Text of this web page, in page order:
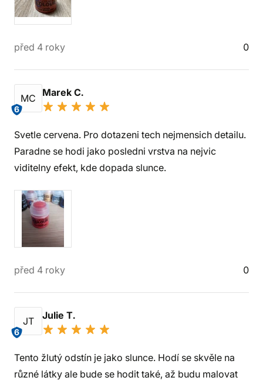
před 4 roky 0
MC
6
Marek C.
Svetle cervena. Pro dotazeni tech nejmensich detailu.
Paradne se hodi jako posledni vrstva na nejvic
viditelny efekt, kde dopada slunce.
před 4 roky 0
JT
6
Julie T.
Tento žlutý odstín je jako slunce. Hodí se skvěle na
různé látky ale bude se hodit také, až budu malovat